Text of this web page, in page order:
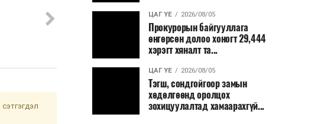
ЦАГ ҮЕ 2026/08/05
Прокурорын байгууллага
өнгөрсөн долоо хоногт 29,444
хэрэгт хяналт та...
ЦАГ ҮЕ 2026/08/05
Тэгш, сондгойгоор замын
хөдөлгөөнд оролцох
зохицуулалтад хамаарахгүй...